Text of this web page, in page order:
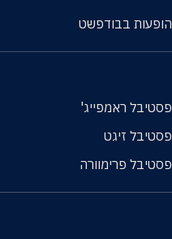
הופעות בבודפשט
פסטיבל ראמפייג'
פסטיבל זיגט
פסטיבל פרימוורה